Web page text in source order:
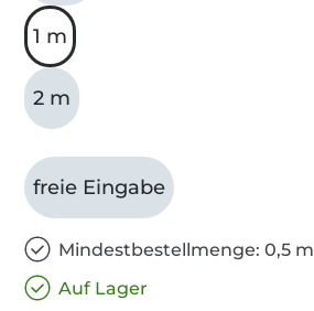
1 m
2 m
freie Eingabe
Mindestbestellmenge: 0,5 m
Auf Lager